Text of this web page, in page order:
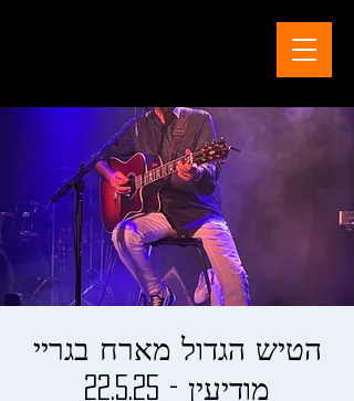
הטיש הגדול מארח בגריי
מודיעין - 22.5.25